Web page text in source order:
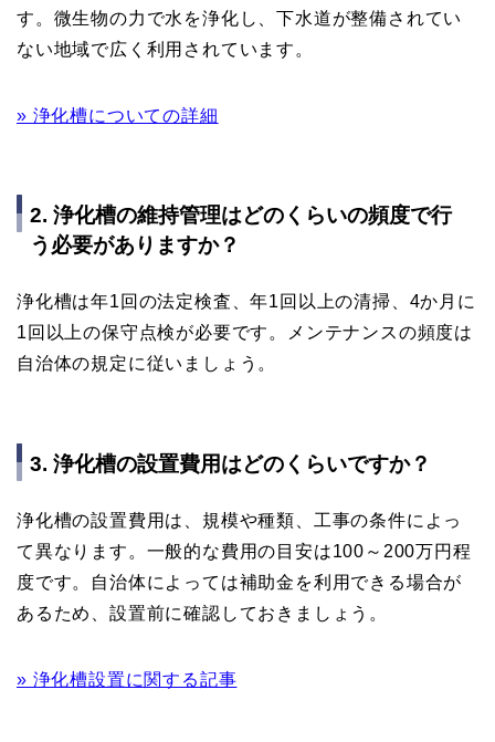
す。微生物の力で水を浄化し、下水道が整備されてい
ない地域で広く利用されています。
» 浄化槽についての詳細
2. 浄化槽の維持管理はどのくらいの頻度で行
う必要がありますか？
浄化槽は年1回の法定検査、年1回以上の清掃、4か月に
1回以上の保守点検が必要です。メンテナンスの頻度は
自治体の規定に従いましょう。
3. 浄化槽の設置費用はどのくらいですか？
浄化槽の設置費用は、規模や種類、工事の条件によっ
て異なります。一般的な費用の目安は100～200万円程
度です。自治体によっては補助金を利用できる場合が
あるため、設置前に確認しておきましょう。
» 浄化槽設置に関する記事